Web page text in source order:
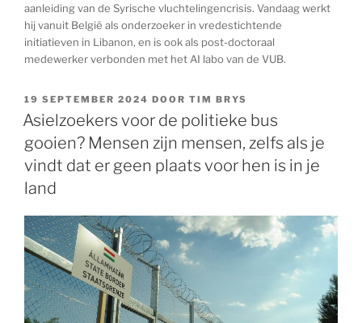
aanleiding van de Syrische vluchtelingencrisis. Vandaag werkt
hij vanuit België als onderzoeker in vredestichtende
initiatieven in Libanon, en is ook als post-doctoraal
medewerker verbonden met het AI labo van de VUB.
GEPLAATST
OP
19 SEPTEMBER 2024 DOOR TIM BRYS
Asielzoekers voor de politieke bus
gooien? Mensen zijn mensen, zelfs als je
vindt dat er geen plaats voor hen is in je
land